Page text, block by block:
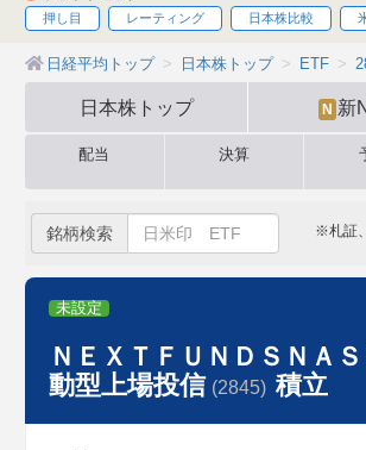
押し目 レーティング 日本株比較
日経平均トップ 日本株トップ ETF
日本株トップ N 新
配当 決算
銘柄検索 ※札証
未設定
ＮＥＸＴＦＵＮＤＳＮＡ
動型上場投信 (2845) 積立